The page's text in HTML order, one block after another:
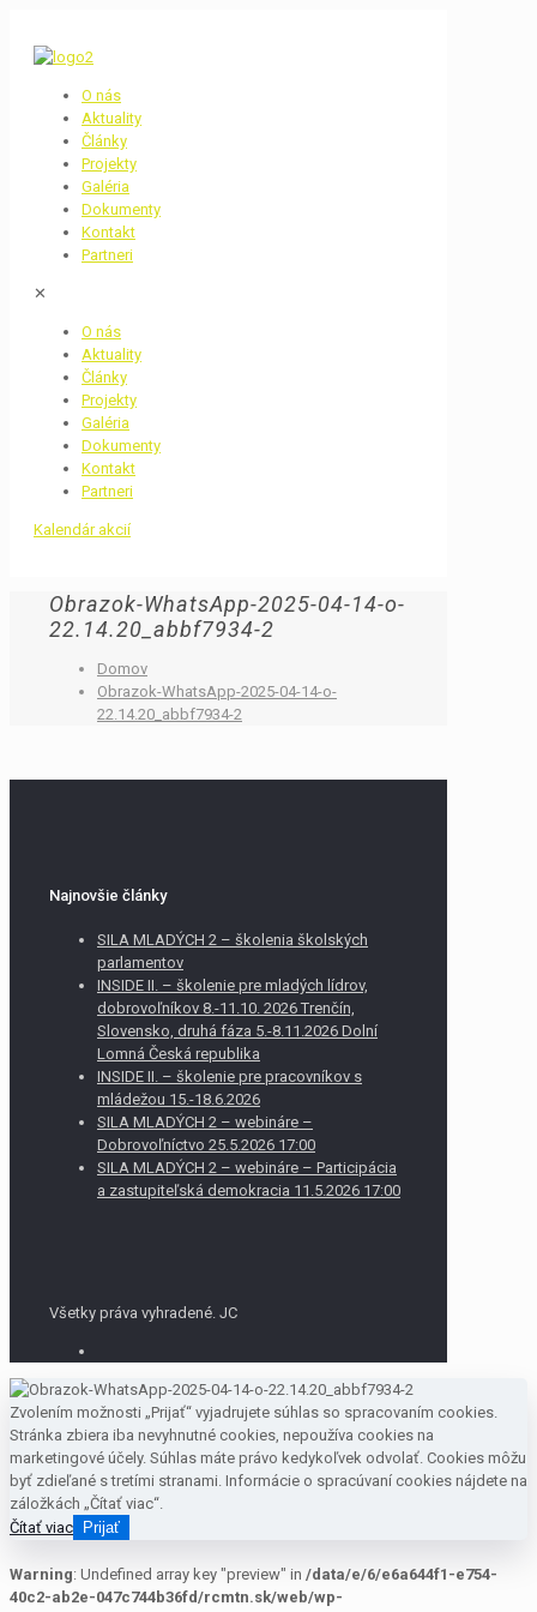
O nás
Aktuality
Články
Projekty
Galéria
Dokumenty
Kontakt
Partneri
✕
O nás
Aktuality
Články
Projekty
Galéria
Dokumenty
Kontakt
Partneri
Kalendár akcií
Obrazok-WhatsApp-2025-04-14-o-
22.14.20_abbf7934-2
Domov
Obrazok-WhatsApp-2025-04-14-o-
22.14.20_abbf7934-2
Najnovšie články
SILA MLADÝCH 2 – školenia školských
parlamentov
INSIDE II. – školenie pre mladých lídrov,
dobrovoľníkov 8.-11.10. 2026 Trenčín,
Slovensko, druhá fáza 5.-8.11.2026 Dolní
Lomná Česká republika
INSIDE II. – školenie pre pracovníkov s
mládežou 15.-18.6.2026
SILA MLADÝCH 2 – webináre –
Dobrovoľníctvo 25.5.2026 17:00
SILA MLADÝCH 2 – webináre – Participácia
a zastupiteľská demokracia 11.5.2026 17:00
Všetky práva vyhradené. JC
Zvolením možnosti „Prijať“ vyjadrujete súhlas so spracovaním cookies.
Stránka zbiera iba nevyhnutné cookies, nepoužíva cookies na
marketingové účely. Súhlas máte právo kedykoľvek odvolať. Cookies môžu
byť zdieľané s tretími stranami. Informácie o spracúvaní cookies nájdete na
záložkách „Čítať viac“.
Čítať viac Prijať
Warning: Undefined array key "preview" in /data/e/6/e6a644f1-e754-
40c2-ab2e-047c744b36fd/rcmtn.sk/web/wp-